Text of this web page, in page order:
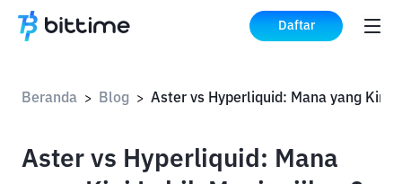
Daftar
Beranda > Blog >
Aster vs Hyperliquid: Mana